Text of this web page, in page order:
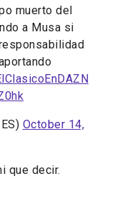
muerto del
a Musa si
October 14,
que decir.